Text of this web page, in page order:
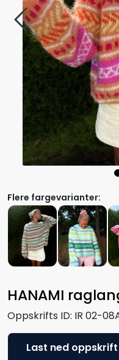
HANAMI
Oppskrifts ID: IR 02-
Flere fargevarianter:
Last ned oppskrift